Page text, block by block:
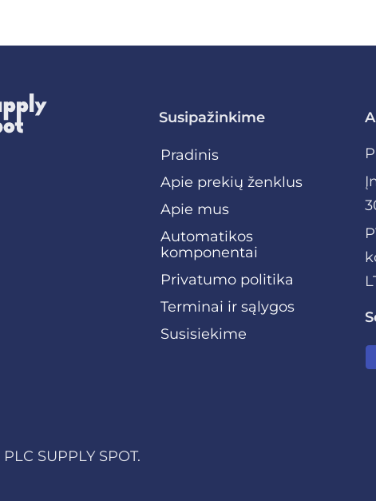
Susipažinkime
Pradinis
Apie prekių ženklus
Apie mus
Automatikos
komponentai
Privatumo politika
Terminai ir sąlygos
Susisiekime
PLC SUPPLY SPOT.